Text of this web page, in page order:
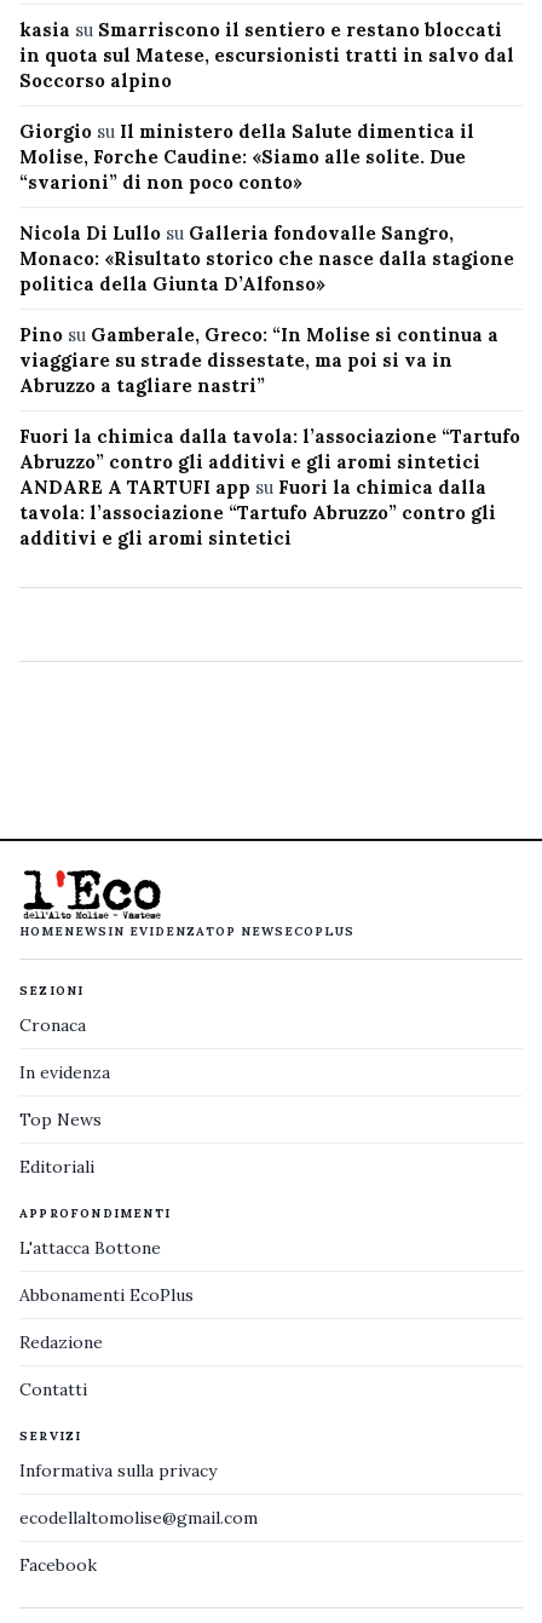
kasia su Smarriscono il sentiero e restano bloccati
in quota sul Matese, escursionisti tratti in salvo dal
Soccorso alpino
Giorgio su Il ministero della Salute dimentica il
Molise, Forche Caudine: «Siamo alle solite. Due
“svarioni” di non poco conto»
Nicola Di Lullo su Galleria fondovalle Sangro,
Monaco: «Risultato storico che nasce dalla stagione
politica della Giunta D’Alfonso»
Pino su Gamberale, Greco: “In Molise si continua a
viaggiare su strade dissestate, ma poi si va in
Abruzzo a tagliare nastri”
Fuori la chimica dalla tavola: l’associazione “Tartufo
Abruzzo” contro gli additivi e gli aromi sintetici
ANDARE A TARTUFI app su Fuori la chimica dalla
tavola: l’associazione “Tartufo Abruzzo” contro gli
additivi e gli aromi sintetici
HOMENEWS IN EVIDENZATOP NEWS ECOPLUS
SEZIONI
Cronaca
In evidenza
Top News
Editoriali
APPROFONDIMENTI
L'attacca Bottone
Abbonamenti EcoPlus
Redazione
Contatti
SERVIZI
Informativa sulla privacy
ecodellaltomolise@gmail.com
Facebook